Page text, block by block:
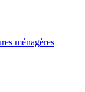
ménagères